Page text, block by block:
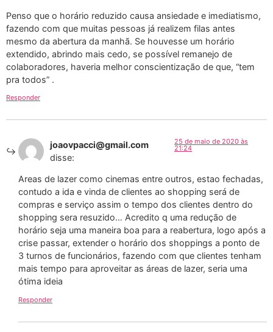
Penso que o horário reduzido causa ansiedade e imediatismo,
fazendo com que muitas pessoas já realizem filas antes
mesmo da abertura da manhã. Se houvesse um horário
extendido, abrindo mais cedo, se possível remanejo de
colaboradores, haveria melhor conscientização de que, “tem
pra todos” .
Responder
joaovpacci@gmail.com
disse:
25 de maio de 2020 às
21:24
Areas de lazer como cinemas entre outros, estao fechadas,
contudo a ida e vinda de clientes ao shopping será de
compras e serviço assim o tempo dos clientes dentro do
shopping sera resuzido… Acredito q uma redução de
horário seja uma maneira boa para a reabertura, logo após a
crise passar, extender o horário dos shoppings a ponto de
3 turnos de funcionários, fazendo com que clientes tenham
mais tempo para aproveitar as áreas de lazer, seria uma
ótima ideia
Responder